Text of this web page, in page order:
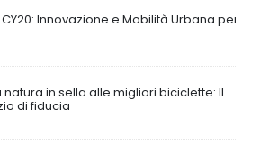
CY20: Innovazione e Mobilità Urbana per
natura in sella alle migliori biciclette: Il
di fiducia